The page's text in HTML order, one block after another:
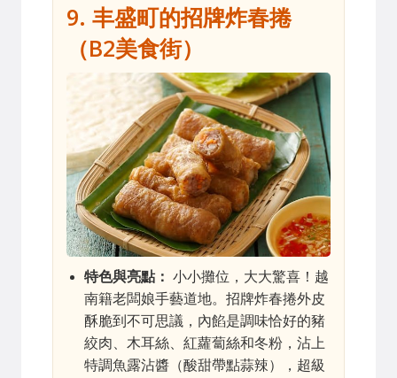
9. 丰盛町的招牌炸春捲
（B2美食街）
特色與亮點： 小小攤位，大大驚喜！越
南籍老闆娘手藝道地。招牌炸春捲外皮
酥脆到不可思議，內餡是調味恰好的豬
絞肉、木耳絲、紅蘿蔔絲和冬粉，沾上
特調魚露沾醬（酸甜帶點蒜辣），超級